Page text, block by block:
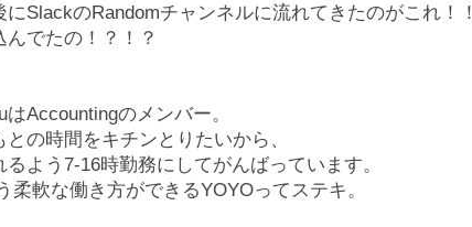
SlackのRandomチャンネルに流れてきたのがこれ！！
でたの！？！？
Accountingのメンバー。
の時間をキチンとりたいから、
よう7-16時勤務にしてがんばっています。
柔軟な働き方ができるYOYOってステキ。